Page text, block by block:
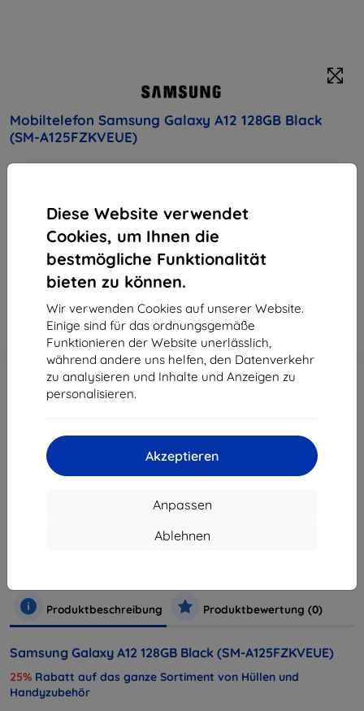
Diese Website verwendet
Cookies, um Ihnen die
bestmögliche Funktionalität
bieten zu können.
Wir verwenden Cookies auf unserer Website.
Einige sind für das ordnungsgemäße
Funktionieren der Website unerlässlich,
während andere uns helfen, den Datenverkehr
zu analysieren und Inhalte und Anzeigen zu
personalisieren.
Akzeptieren
Anpassen
Ablehnen
Mobiltelefon Samsung Galaxy A12 128GB Black
(SM-A125FZKVEUE)
Produktbeschreibung
Endpreis
171,90 €
154,71 €
-10%
Rabatt mit Gutschein
EXTRA10
Warenkorb
ausverkauft
Produktbeschreibung Produktbewertung (0)
Samsung Galaxy A12 128GB Black (SM-A125FZKVEUE)
25% Rabatt auf das ganze Sortiment von Hüllen und
Handyzubehör